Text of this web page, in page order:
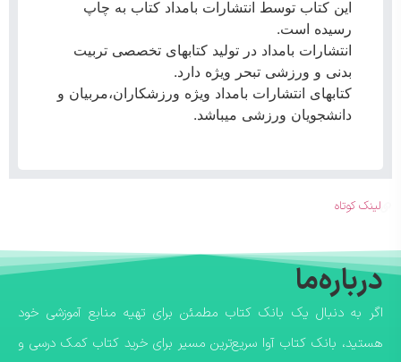
این کتاب توسط انتشارات بامداد کتاب به چاپ
رسیده است.
انتشارات بامداد در تولید کتابهای تخصصی تربیت
بدنی و ورزشی تبحر ویژه دارد.
کتابهای انتشارات بامداد ویژه ورزشکاران،مربیان و
دانشجویان ورزشی میباشد.
لینک کوتاه
درباره‌ما
اگر به دنبال یک بانک کتاب مطمئن برای تهیه منابع آموزشی خود
هستید، بانک کتاب آوا سریع‌ترین مسیر برای خرید کتاب کمک درسی و